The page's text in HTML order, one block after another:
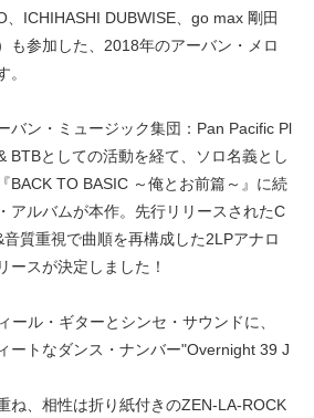
、ICHIHASHI DUBWISE、go max 剛田
も参加した、2018年のアーバン・メロ
。
バン・ミュージック集団：Pan Pacific Pl
BTBとしての活動を経て、ソロ名義とし
BACK TO BASIC ～俺とお前篇～』に続
アルバムが本作。先行リリースされたC
質重視で曲順を再構成した2LPアナロ
ースが決定しました！
ル・ギターとシンセ・サウンドに、
ートなダンス・ナンバー"Overnight 39 J
ね、相性は折り紙付きのZEN-LA-ROCK